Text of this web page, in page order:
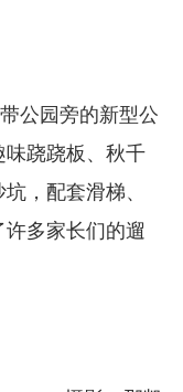
公园旁的新型公
跷跷板、秋千
，配套滑梯、
多家长们的遛